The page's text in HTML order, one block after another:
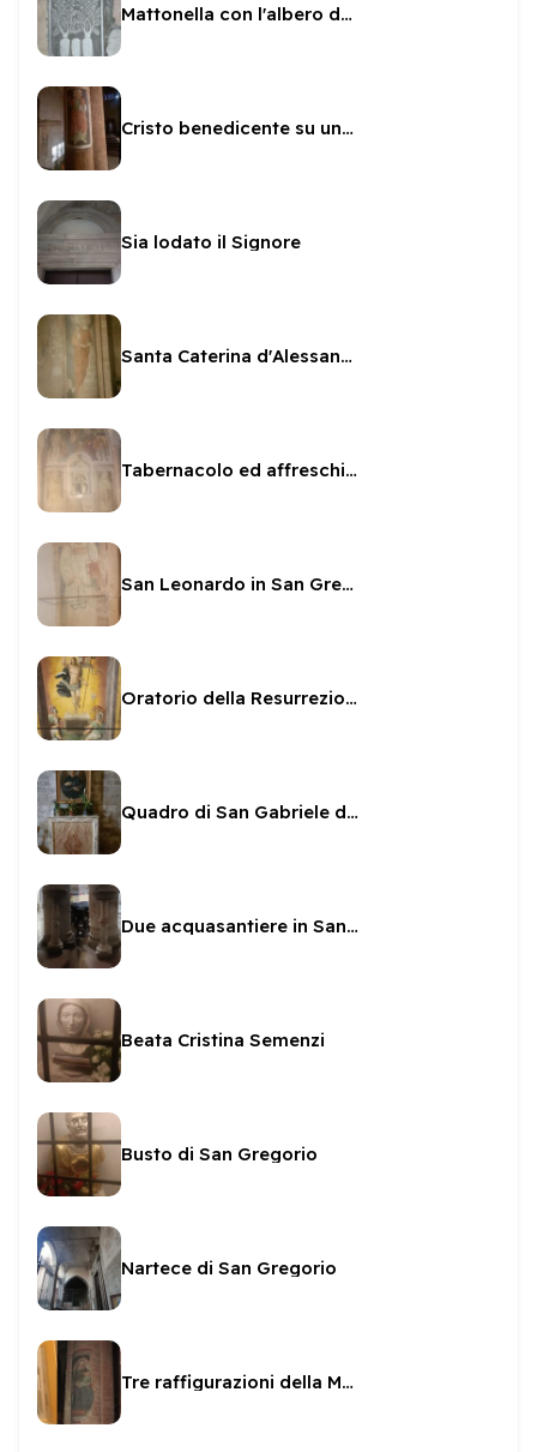
Mattonella con l'albero della vita
Cristo benedicente su una colonna di San Gregorio
Sia lodato il Signore
Santa Caterina d'Alessandria e committente
Tabernacolo ed affreschi a San Gregorio
San Leonardo in San Gregorio
Oratorio della Resurrezione - affreschi
Quadro di San Gabriele dell'Addolorata
Due acquasantiere in San Gregorio
Beata Cristina Semenzi
Busto di San Gregorio
Nartece di San Gregorio
Tre raffigurazioni della Madonna del latte in San Gregorio